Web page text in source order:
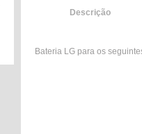
Descrição
Bateria LG para os